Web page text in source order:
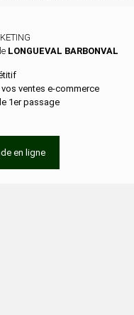
LONGUEVAL BARBONVAL
ventes e‑commerce
1er passage
en ligne